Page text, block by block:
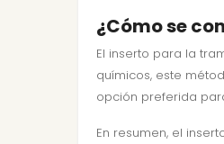
¿Cómo se
El inserto para la
químicos, este
opción preferida
En resumen, el